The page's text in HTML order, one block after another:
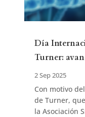
Día
Turner:
2 Sep 2025
Con motivo
de Turner,
la Asociación